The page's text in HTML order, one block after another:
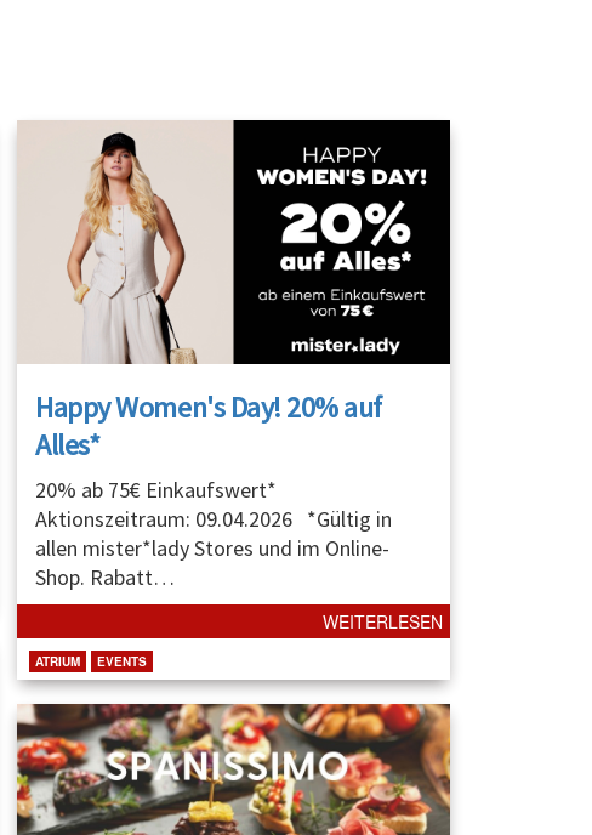
Happy Women's Day! 20% auf
Alles*
20% ab 75€ Einkaufswert*
Aktionszeitraum: 09.04.2026 *Gültig in
allen mister*lady Stores und im Online-
Shop. Rabatt…
WEITERLESEN
ATRIUM EVENTS